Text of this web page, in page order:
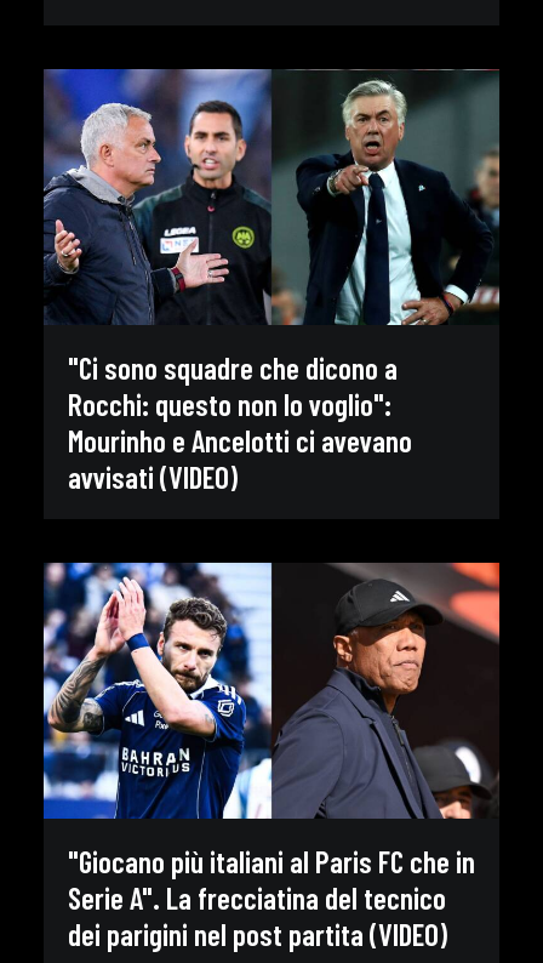
"Ci sono squadre che dicono a
Rocchi: questo non lo voglio":
Mourinho e Ancelotti ci avevano
avvisati (VIDEO)
"Giocano più italiani al Paris FC che in
Serie A". La frecciatina del tecnico
dei parigini nel post partita (VIDEO)